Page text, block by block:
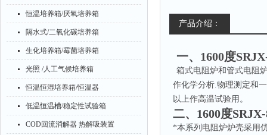
恒温培养箱/厌氧培养箱
隔水式/二氧化碳培养箱
生化培养箱/霉菌培养箱
光照 /人工气候培养箱
恒温恒湿培养箱/恒温器
低温恒温槽/稳定性试验箱
COD回流消解器 热解吸装置
产品介绍：
一、 1600度
箱式电阻炉和管式电阻
作化学分析.物理测定和
以上作高温试
二、 1600度
*本系列电阻炉炉壳采用